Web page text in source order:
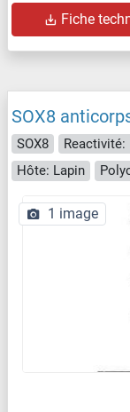
Fiche
SOX8
SOX8
Hôte: Lapin
1 image